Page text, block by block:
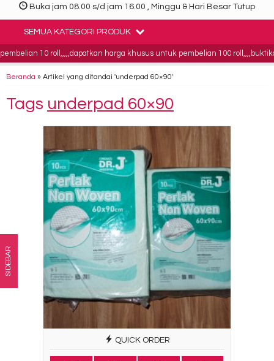
Buka jam 08.00 s/d jam 16.00 , Minggu & Hari Besar Tutup
SEMUA KATEGORI PRODUK
10 roll,,,,,dapatkan harga khusus untuk pembelian 100
Beranda » Artikel yang ditandai 'underpad 60×90'
Tags underpad 60×90
QUICK ORDER
SIDEBAR